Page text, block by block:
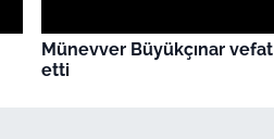
Münevver Büyükçınar vefat
etti